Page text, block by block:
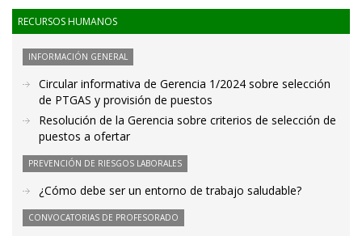
RECURSOS HUMANOS
INFORMACIÓN GENERAL
Circular informativa de Gerencia 1/2024 sobre selección
de PTGAS y provisión de puestos
Resolución de la Gerencia sobre criterios de selección de
puestos a ofertar
PREVENCIÓN DE RIESGOS LABORALES
¿Cómo debe ser un entorno de trabajo saludable?
CONVOCATORIAS DE PROFESORADO